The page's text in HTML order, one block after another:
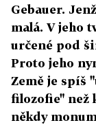
Gebauer.
malá. V jeho
určené pod
Proto jeho
Země je spíš
filozofie" než
někdy